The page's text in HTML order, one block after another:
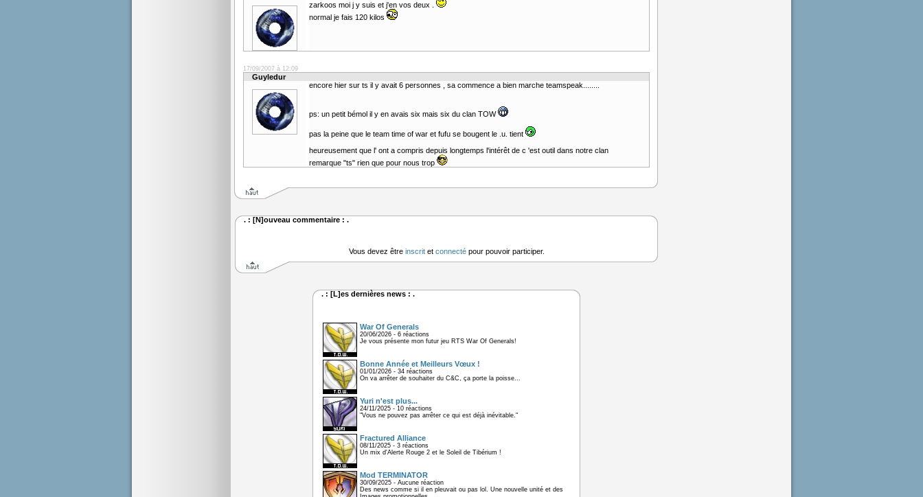
zarkoos moi j y suis et j'en vos deux .
normal je fais 120 kilos
17/09/2007 à 12:09
Guyledur
encore hier sur ts il y avait 6 personnes , sa commence a bien marche teamspeak........
ps: un petit bémol il y en avais six mais six du clan TOW
pas la peine que le team time of war et fufu se bougent le .u. tient
heureusement que l' ont a compris depuis longtemps l'intérêt de c 'est outil dans notre clan
remarque "ts" rien que pour nous trop
. : [N]ouveau commentaire : .
Vous devez être inscritet connectépour pouvoir participer.
. : [L]es dernières news : .
War Of Generals
20/06/2026 - 6 réactions
Je vous présente mon futur jeu RTS War Of Generals!
Bonne Année et Meilleurs Vœux !
01/01/2026 - 34 réactions
On va arrêter de souhaiter du C&C, ça porte la poisse...
Yuri n'est plus...
24/11/2025 - 10 réactions
"Vous ne pouvez pas arrêter ce qui est déjà inévitable."
Fractured Alliance
08/11/2025 - 3 réactions
Un mix d'Alerte Rouge 2 et le Soleil de Tibérium !
Mod TERMINATOR
30/09/2025 - Aucune réaction
Des news comme si il en pleuvait ou pas lol. Une nouvelle unité et des